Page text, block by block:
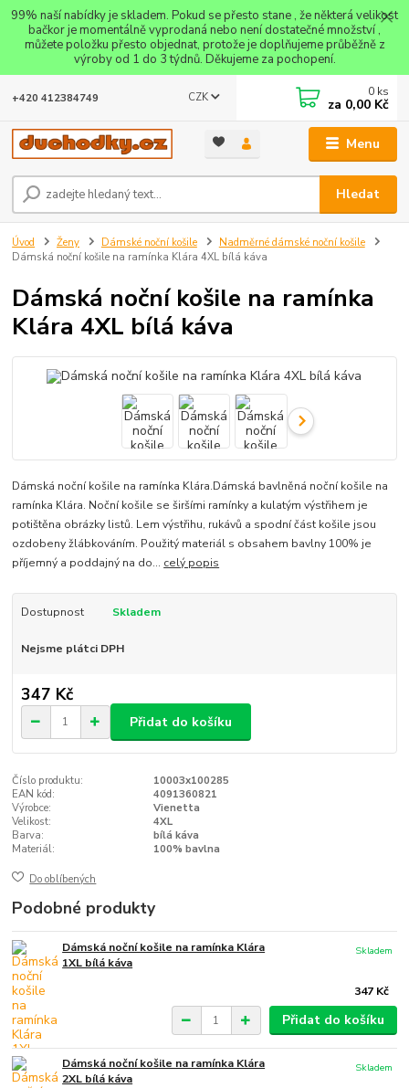
99% naší nabídky je skladem. Pokud se přesto stane , že některá velikost
bačkor je momentálně vyprodaná nebo není dostatečné množství ,
můžete položku přesto objednat, protože je doplňujeme průběžně z
výroby od 1 do 3 týdnů. Děkujeme za pochopení.
Menu
CZK
Hledat
+420 412384749 0 ks
za 0,00 Kč
Úvod Ženy Dámské noční košile
Nadměrné dámské noční košile
Dámská noční košile na ramínka Klára 4XL bílá káva
Dámská noční košile na ramínka
Klára 4XL bílá káva
Dámská noční košile na ramínka Klára.Dámská bavlněná noční košile na
ramínka Klára. Noční košile se širšími ramínky a kulatým výstřihem je
potištěna obrázky listů. Lem výstřihu, rukávů a spodní část košile jsou
ozdobeny žlábkováním. Použitý materiál s obsahem bavlny 100% je
příjemný a poddajný na do... celý popis
Dostupnost Skladem
Nejsme plátci DPH
347 Kč
Přidat do košíku
Číslo produktu:
10003x100285
EAN kód:
4091360821
Výrobce:
Vienetta
Velikost:
4XL
Barva:
bílá káva
Materiál:
100% bavlna
Do oblíbených
Podobné produkty
Dámská noční košile na ramínka Klára
1XL bílá káva
347 Kč
Skladem
Přidat do košíku
Dámská noční košile na ramínka Klára
2XL bílá káva
Skladem